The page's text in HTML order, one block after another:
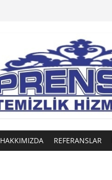
HAKKIMIZDA REFERANSLAR